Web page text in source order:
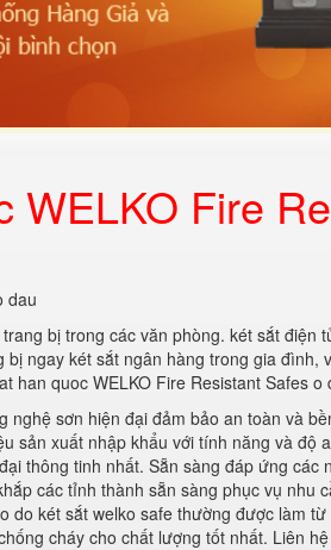
WELKO Fire
dau
bị trong các văn phòng. két sắt điện
ngay két sắt ngân hàng trong gia đình,
han quoc WELKO Fire Resistant Safes o
sơn hiện đại đảm bảo an toàn và
sản xuất nhập khẩu với tính năng và độ
thông tinh nhất. Sẵn sàng đáp ứng các
các tỉnh thành sẵn sàng phục vụ nhu
két sắt welko safe thường được làm
cháy cho chất lượng tốt nhất. Liên